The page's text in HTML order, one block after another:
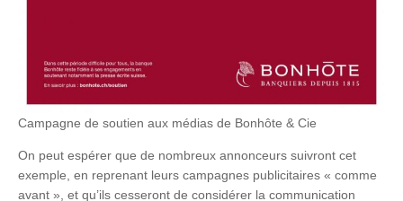
Campagne de soutien aux médias de Bonhôte & Cie
On peut espérer que de nombreux annonceurs suivront cet
exemple, en reprenant leurs campagnes publicitaires « comme
avant », et qu’ils cesseront de considérer la communication